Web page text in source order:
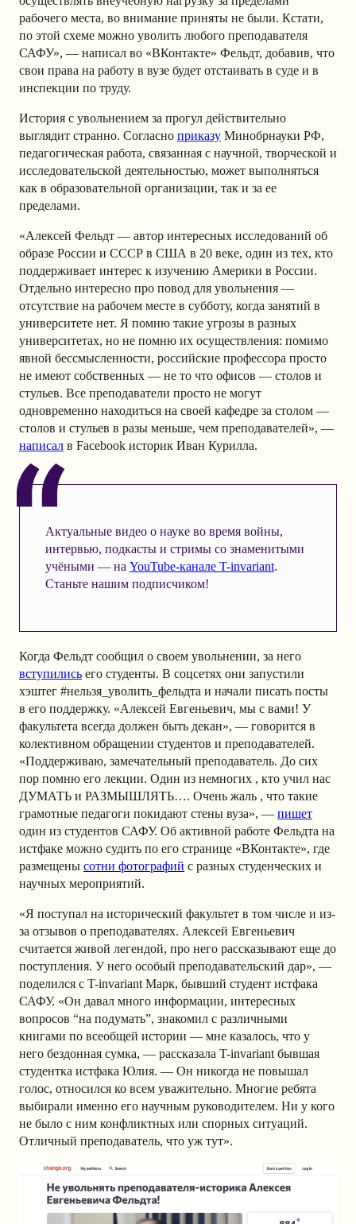
рабочего места, во внимание приняты не были. Кстати,
по этой схеме можно уволить любого преподавателя
САФУ», — написал во «ВКонтакте» Фельдт, добавив, что
свои права на работу в вузе будет отстаивать в суде и в
инспекции по труду.
История с увольнением за прогул действительно
выглядит странно. Согласно приказу Минобрнауки РФ,
педагогическая работа, связанная с научной, творческой и
исследовательской деятельностью, может выполняться
как в образовательной организации, так и за ее
пределами.
«Алексей Фельдт — автор интересных исследований об
образе России и СССР в США в 20 веке, один из тех, кто
поддерживает интерес к изучению Америки в России.
Отдельно интересно про повод для увольнения —
отсутствие на рабочем месте в субботу, когда занятий в
университете нет. Я помню такие угрозы в разных
университетах, но не помню их осуществления: помимо
явной бессмысленности, российские профессора просто
не имеют собственных — не то что офисов — столов и
стульев. Все преподаватели просто не могут
одновременно находиться на своей кафедре за столом —
столов и стульев в разы меньше, чем преподавателей», —
написал в Facebook историк Иван Курилла.
Актуальные видео о науке во время войны,
интервью, подкасты и стримы со знаменитыми
учёными — на YouTube-канале T-invariant.
Станьте нашим подписчиком!
Когда Фельдт сообщил о своем увольнении, за него
вступились его студенты. В соцсетях они запустили
хэштег #нельзя_уволить_фельдта и начали писать посты
в его поддержку. «Алексей Евгеньевич, мы с вами! У
факультета всегда должен быть декан», — говорится в
колективном обращении студентов и преподавателей.
«Поддерживаю, замечательный преподаватель. До сих
пор помню его лекции. Один из немногих , кто учил нас
ДУМАТЬ и РАЗМЫШЛЯТЬ…. Очень жаль , что такие
грамотные педагоги покидают стены вуза», — пишет
один из студентов САФУ. Об активной работе Фельдта на
истфаке можно судить по его странице «ВКонтакте», где
размещены сотни фотографий с разных студенческих и
научных мероприятий.
«Я поступал на исторический факультет в том числе и из-
за отзывов о преподавателях. Алексей Евгеньевич
считается живой легендой, про него рассказывают еще до
поступления. У него особый преподавательский дар», —
поделился с T-invariant Марк, бывший студент истфака
САФУ. «Он давал много информации, интересных
вопросов “на подумать”, знакомил с различными
книгами по всеобщей истории — мне казалось, что у
него бездонная сумка, — рассказала T-invariant бывшая
студентка истфака Юлия. — Он никогда не повышал
голос, относился ко всем уважительно. Многие ребята
выбирали именно его научным руководителем. Ни у кого
не было с ним конфликтных или спорных ситуаций.
Отличный преподаватель, что уж тут».